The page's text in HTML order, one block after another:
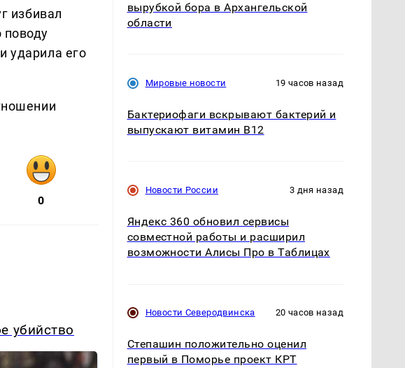
избивал
ударила его
0
убийство
вырубкой бора в Архангельской
области
Мировые новости 19 часов назад
Бактериофаги вскрывают бактерий и
выпускают витамин B12
Новости России 3 дня назад
Яндекс 360 обновил сервисы
совместной работы и расширил
возможности Алисы Про в Таблицах
Новости Северодвинска 20 часов назад
Степашин положительно оценил
первый в Поморье проект КРТ